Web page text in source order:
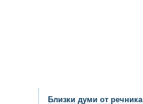
Близки думи от речника